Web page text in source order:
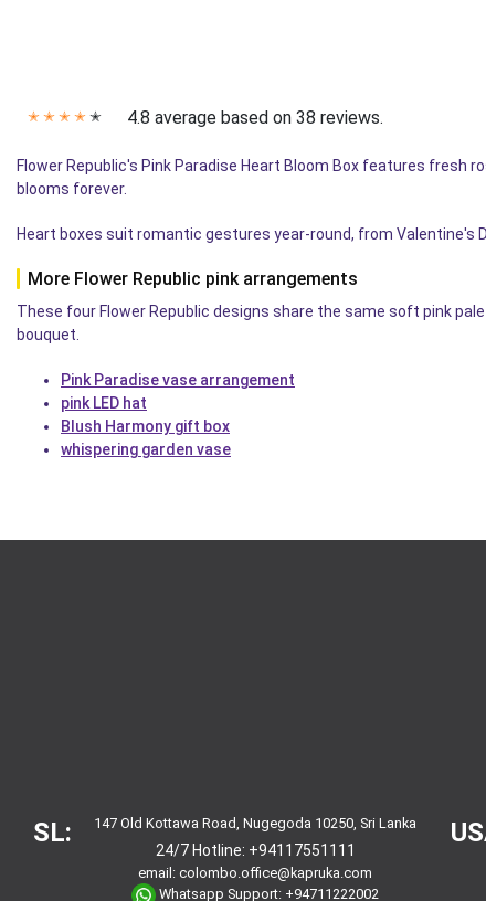
✭ ✭ ✭ ✭ ✭ 4.8 average based on 38 reviews.
Flower Republic's Pink Paradise Heart Bloom Box features fresh
blooms forever.
Heart boxes suit romantic gestures year-round, from Valentine's
More Flower Republic pink arrangements
These four Flower Republic designs share the same soft pink
bouquet.
Pink Paradise vase arrangement
pink LED hat
Blush Harmony gift box
whispering garden vase
SL: 147 Old Kottawa Road, Nugegoda 10250, Sri Lanka
24/7 Hotline: +94117551111
email:colombo.office@kapruka.com
Whatsapp Support: +94711222002